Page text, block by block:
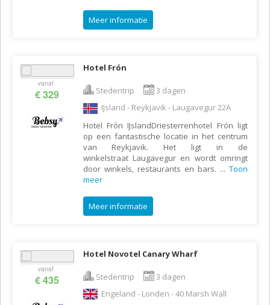
Meer informatie
vanaf
€ 329
Hotel Frón
Stedentrip
3 dagen
IJsland - Reykjavik - Laugavegur 22A
Hotel Frón IJslandDriesterrenhotel Frón ligt
op een fantastische locatie in het centrum
van Reykjavik. Het ligt in de
winkelstraat Laugavegur en wordt omringt
door winkels, restaurants en bars. ... Toon
meer
Meer informatie
vanaf
€ 435
Hotel Novotel Canary Wharf
Stedentrip
3 dagen
Engeland - Londen - 40 Marsh Wall